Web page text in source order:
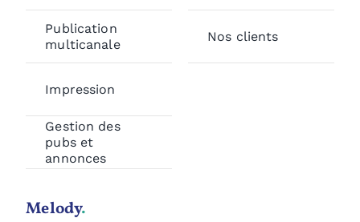
Publication
multicanale
Impression
Gestion des
pubs et
annonces
Nos clients
Melody.